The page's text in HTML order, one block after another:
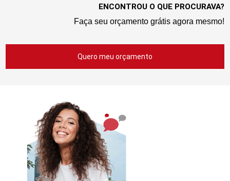
ENCONTROU O QUE PROCURAVA?
Faça seu orçamento grátis agora mesmo!
Quero meu orçamento